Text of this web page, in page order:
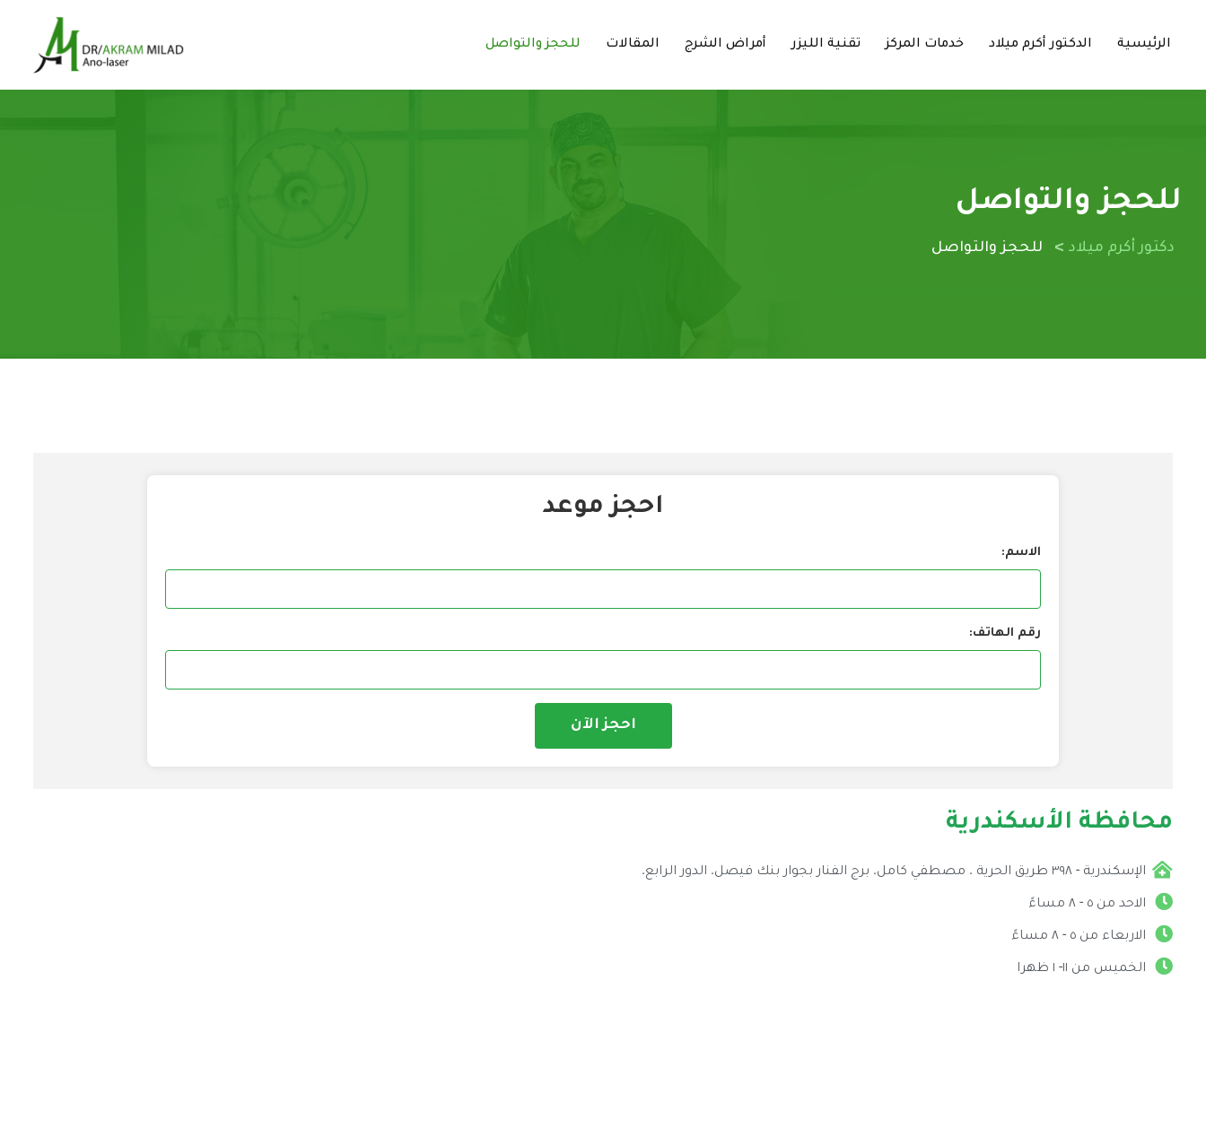
الرئيسية الدكتور أكرم ميلاد خدمات المركز تقنية الليزر أمراض الشرج المقالات للحجز والتواصل
للحجز والتواصل
دكتور أكرم ميلاد > للحجز والتواصل
احجز موعد
الاسم:
رقم الهاتف:
احجز الآن
محافظة الأسكندرية
الإسكندرية - ٣٩٨ طريق الحرية . مصطفي كامل. برج الفنار بجوار بنك فيصل. الدور الرابع.
الاحد من ٥ - ٨ مساءً
الاربعاء من ٥ - ٨ مساءً
الخميس من ١١- ١ ظهرا